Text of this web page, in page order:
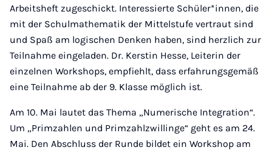
Arbeitsheft zugeschickt. Interessierte Schüler*innen, die
mit der Schulmathematik der Mittelstufe vertraut sind
und Spaß am logischen Denken haben, sind herzlich zur
Teilnahme eingeladen. Dr. Kerstin Hesse, Leiterin der
einzelnen Workshops, empfiehlt, dass erfahrungsgemäß
eine Teilnahme ab der 9. Klasse möglich ist.
Am 10. Mai lautet das Thema „Numerische Integration“.
Um „Primzahlen und Primzahlzwillinge“ geht es am 24.
Mai. Den Abschluss der Runde bildet ein Workshop am